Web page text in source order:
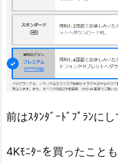
前はｽﾀﾝﾀﾞｰﾄﾞﾌﾟﾗﾝに
4Kﾓﾆﾀｰを買ったこと